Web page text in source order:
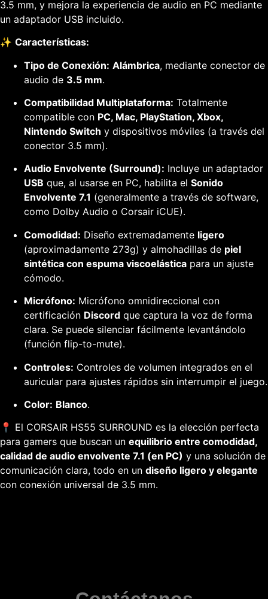
3.5 mm, y mejora la experiencia de audio en PC mediante
un adaptador USB incluido.
✨ Características:
Tipo de Conexión: Alámbrica, mediante conector de
audio de 3.5 mm.
Compatibilidad Multiplataforma: Totalmente
compatible con PC, Mac, PlayStation, Xbox,
Nintendo Switch y dispositivos móviles (a través del
conector 3.5 mm).
Audio Envolvente (Surround): Incluye un adaptador
USB que, al usarse en PC, habilita el Sonido
Envolvente 7.1 (generalmente a través de software,
como Dolby Audio o Corsair iCUE).
Comodidad: Diseño extremadamente ligero
(aproximadamente 273g) y almohadillas de piel
sintética con espuma viscoelástica para un ajuste
cómodo.
Micrófono: Micrófono omnidireccional con
certificación Discord que captura la voz de forma
clara. Se puede silenciar fácilmente levantándolo
(función flip-to-mute).
Controles: Controles de volumen integrados en el
auricular para ajustes rápidos sin interrumpir el juego.
Color: Blanco.
📍 El CORSAIR HS55 SURROUND es la elección perfecta
para gamers que buscan un equilibrio entre comodidad,
calidad de audio envolvente 7.1 (en PC) y una solución de
comunicación clara, todo en un diseño ligero y elegante
con conexión universal de 3.5 mm.